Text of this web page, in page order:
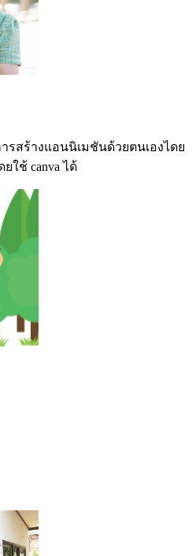
รสร้างแอนนิเมชันด้วยตนเองไดย
ใช้ canva ได้